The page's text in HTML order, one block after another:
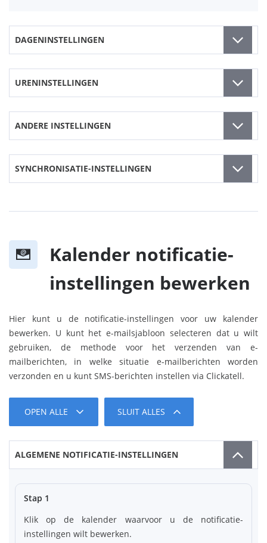
DAGENINSTELLINGEN
URENINSTELLINGEN
ANDERE INSTELLINGEN
SYNCHRONISATIE-INSTELLINGEN
Kalender notificatie-
instellingen bewerken
Hier kunt u de notificatie-instellingen voor uw kalender
bewerken. U kunt het e-mailsjabloon selecteren dat u wilt
gebruiken, de methode voor het verzenden van e-
mailberichten, in welke situatie e-mailberichten worden
verzonden en u kunt SMS-berichten instellen via Clickatell.
OPEN ALLE SLUIT ALLES
ALGEMENE NOTIFICATIE-INSTELLINGEN
Stap 1
Klik op de kalender waarvoor u de notificatie-
instellingen wilt bewerken.